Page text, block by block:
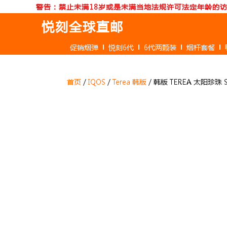
警告：禁止未满18岁或是未满当地法规许可法定年龄的访
悦刻全球直邮
促销烟弹 悦刻6代 6代两颗装 烟杆套餐
首页 / IQOS / Terea 韩版 / 韩版 TEREA 太阳珍珠